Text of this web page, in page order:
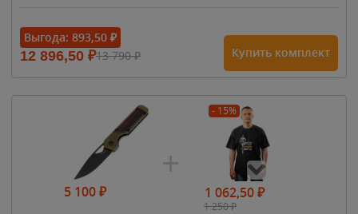
Выгода: 893,50 ₽
12 896,50 ₽13 790₽ Купить комплект
5 100₽
- 15%
1 062,50₽
1 250₽